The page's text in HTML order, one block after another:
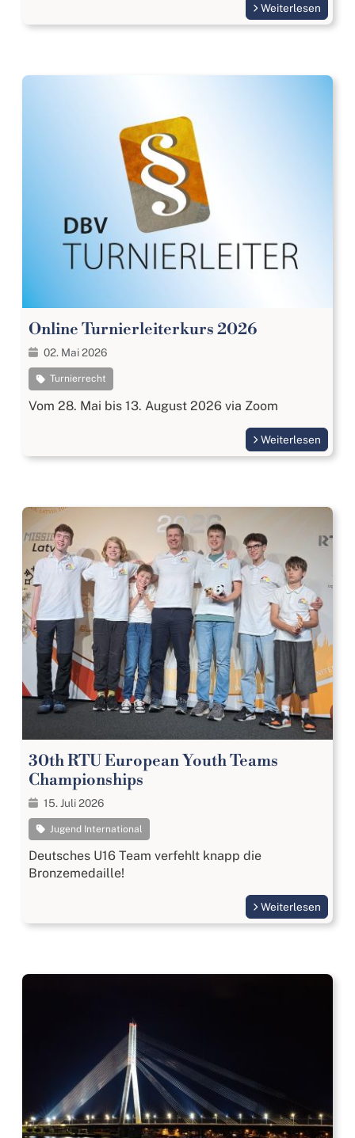
Weiterlesen
Online Turnierleiterkurs 2026
02. Mai 2026
Turnierrecht
Vom 28. Mai bis 13. August 2026 via Zoom
Weiterlesen
30th RTU European Youth Teams
Championships
15. Juli 2026
Jugend International
Deutsches U16 Team verfehlt knapp die
Bronzemedaille!
Weiterlesen